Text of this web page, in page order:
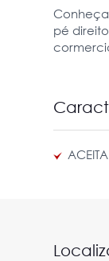
pé